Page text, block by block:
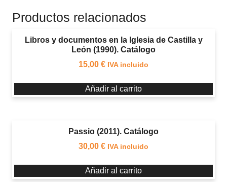
Productos relacionados
Libros y documentos en la Iglesia de Castilla y
León (1990). Catálogo
15,00 € IVA incluido
Añadir al carrito
Passio (2011). Catálogo
30,00 € IVA incluido
Añadir al carrito